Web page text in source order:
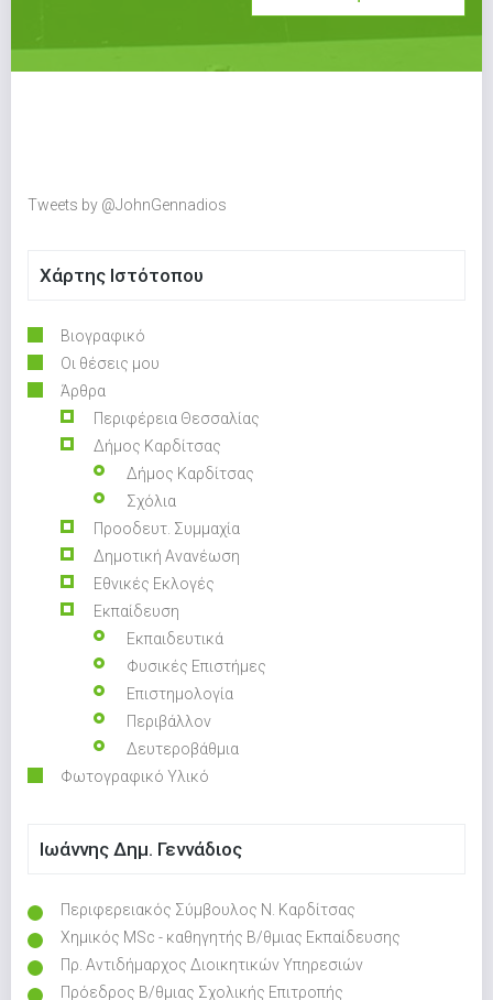
Tweets by @JohnGennadios
Χάρτης Ιστότοπου
Βιογραφικό
Οι θέσεις μου
Άρθρα
Περιφέρεια Θεσσαλίας
Δήμος Καρδίτσας
Δήμος Καρδίτσας
Σχόλια
Προοδευτ. Συμμαχία
Δημοτική Ανανέωση
Εθνικές Εκλογές
Εκπαίδευση
Εκπαιδευτικά
Φυσικές Επιστήμες
Επιστημολογία
Περιβάλλον
Δευτεροβάθμια
Φωτογραφικό Υλικό
Ιωάννης Δημ. Γεννάδιος
Περιφερειακός Σύμβουλος Ν. Καρδίτσας
Χημικός MSc - καθηγητής Β/θμιας Εκπαίδευσης
Πρ. Αντιδήμαρχος Διοικητικών Υπηρεσιών
Πρόεδρος Β/θμιας Σχολικής Επιτροπής